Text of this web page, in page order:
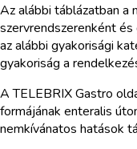
Az alábbi táblázatban a
szervrendszerenként
az alábbi gyakorisági
gyakoriság a
A TELEBRIX Gastro
formájának enteralis
nemkívánatos hatások